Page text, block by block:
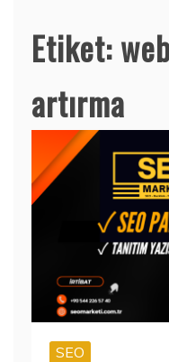
Etiket:
artırma
SEO